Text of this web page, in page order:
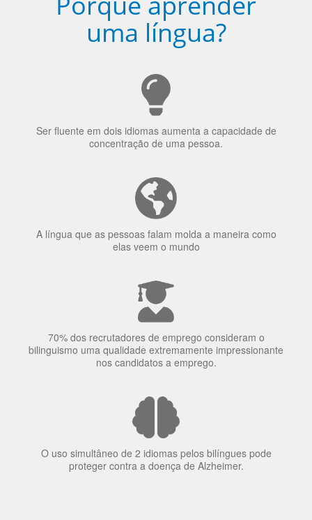
uma língua?
Ser fluente em dois idiomas aumenta a capacidade de
concentração de uma pessoa.
A língua que as pessoas falam molda a maneira como
elas veem o mundo
70% dos recrutadores de emprego consideram o
bilinguismo uma qualidade extremamente impressionante
nos candidatos a emprego.
O uso simultâneo de 2 idiomas pelos bilíngues pode
proteger contra a doença de Alzheimer.